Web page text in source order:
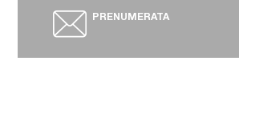
PRENUMERATA